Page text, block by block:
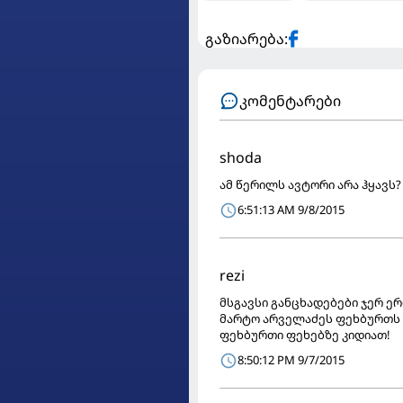
გაზიარება:
კომენტარები
shoda
ამ წერილს ავტორი არა
6:51:13 AM 9/8/2015
rezi
მსგავსი განცხადებები ჯერ
მარტო არველაძეს ფეხბურთს
ფეხბურთი ფეხებზე კიდიათ!
8:50:12 PM 9/7/2015